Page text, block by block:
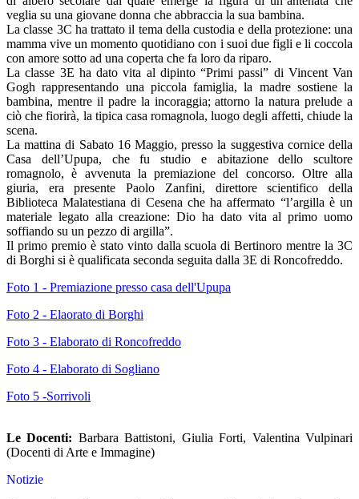
veglia su una giovane donna che abbraccia la sua bambina.
La classe 3C ha trattato il tema della custodia e della protezione: una
mamma vive un momento quotidiano con i suoi due figli e li coccola
con amore sotto ad una coperta che fa loro da riparo.
La classe 3E ha dato vita al dipinto “Primi passi” di Vincent Van
Gogh rappresentando una piccola famiglia, la madre sostiene la
bambina, mentre il padre la incoraggia; attorno la natura prelude a
ciò che fiorirà, la tipica casa romagnola, luogo degli affetti, chiude la
scena.
La mattina di Sabato 16 Maggio, presso la suggestiva cornice della
Casa dell’Upupa, che fu studio e abitazione dello scultore
romagnolo, è avvenuta la premiazione del concorso. Oltre alla
giuria, era presente Paolo Zanfini, direttore scientifico della
Biblioteca Malatestiana di Cesena che ha affermato “l’argilla è un
materiale legato alla creazione: Dio ha dato vita al primo uomo
soffiando su un pezzo di argilla”.
Il primo premio è stato vinto dalla scuola di Bertinoro mentre la 3C
di Borghi si è qualificata seconda seguita dalla 3E di Roncofreddo.
Foto 1 - Premiazione presso casa dell'Upupa
Foto 2 - Elaorato di Borghi
Foto 3 - Elaborato di Roncofreddo
Foto 4 - Elaborato di Sogliano
Foto 5 -Sorrivoli
Le Docenti: Barbara Battistoni, Giulia Forti, Valentina Vulpinari
(Docenti di Arte e Immagine)
Notizie